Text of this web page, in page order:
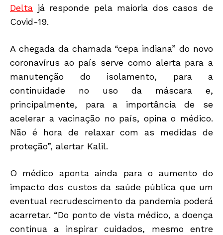
Delta já responde pela maioria dos casos de
Covid-19.
A chegada da chamada “cepa indiana” do novo
coronavírus ao país serve como alerta para a
manutenção do isolamento, para a
continuidade no uso da máscara e,
principalmente, para a importância de se
acelerar a vacinação no país, opina o médico.
Não é hora de relaxar com as medidas de
proteção”, alertar Kalil.
O médico aponta ainda para o aumento do
impacto dos custos da saúde pública que um
eventual recrudescimento da pandemia poderá
acarretar. “Do ponto de vista médico, a doença
continua a inspirar cuidados, mesmo entre